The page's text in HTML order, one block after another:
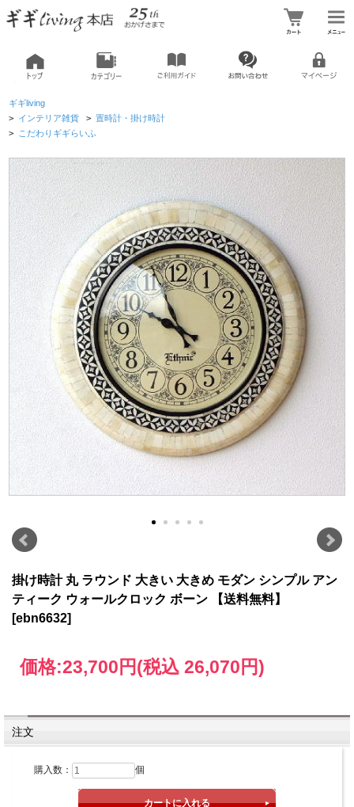
ギギliving
> インテリア雑貨 > 置時計・掛け時計
> こだわりギギらいふ
掛け時計 丸 ラウンド 大きい 大きめ モダン シンプル アン
ティーク ウォールクロック ボーン 【送料無料】
[ebn6632]
価格:23,700円(税込 26,070円)
注文
購入数： 個